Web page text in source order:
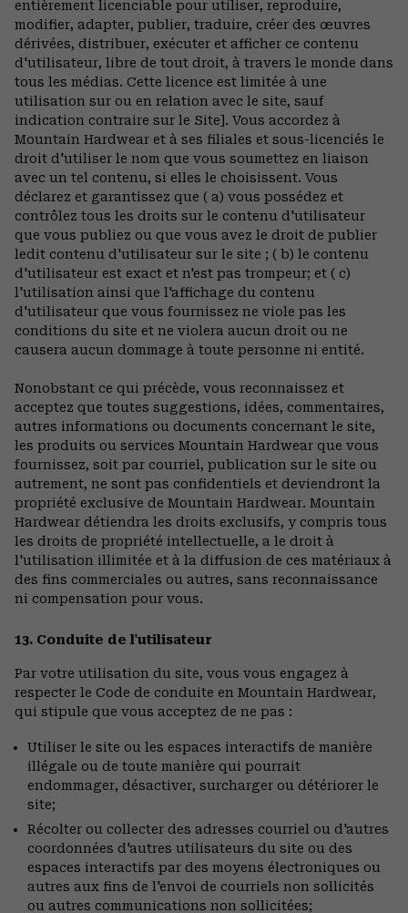
entièrement licenciable pour utiliser, reproduire,
modifier, adapter, publier, traduire, créer des œuvres
dérivées, distribuer, exécuter et afficher ce contenu
d'utilisateur, libre de tout droit, à travers le monde dans
tous les médias. Cette licence est limitée à une
utilisation sur ou en relation avec le site, sauf
indication contraire sur le Site]. Vous accordez à
Mountain Hardwear et à ses filiales et sous-licenciés le
droit d'utiliser le nom que vous soumettez en liaison
avec un tel contenu, si elles le choisissent. Vous
déclarez et garantissez que ( a) vous possédez et
contrôlez tous les droits sur le contenu d'utilisateur
que vous publiez ou que vous avez le droit de publier
ledit contenu d'utilisateur sur le site ; ( b) le contenu
d'utilisateur est exact et n'est pas trompeur; et ( c)
l'utilisation ainsi que l'affichage du contenu
d'utilisateur que vous fournissez ne viole pas les
conditions du site et ne violera aucun droit ou ne
causera aucun dommage à toute personne ni entité.
Nonobstant ce qui précède, vous reconnaissez et
acceptez que toutes suggestions, idées, commentaires,
autres informations ou documents concernant le site,
les produits ou services Mountain Hardwear que vous
fournissez, soit par courriel, publication sur le site ou
autrement, ne sont pas confidentiels et deviendront la
propriété exclusive de Mountain Hardwear. Mountain
Hardwear détiendra les droits exclusifs, y compris tous
les droits de propriété intellectuelle, a le droit à
l'utilisation illimitée et à la diffusion de ces matériaux à
des fins commerciales ou autres, sans reconnaissance
ni compensation pour vous.
13. Conduite de l'utilisateur
Par votre utilisation du site, vous vous engagez à
respecter le Code de conduite en Mountain Hardwear,
qui stipule que vous acceptez de ne pas :
Utiliser le site ou les espaces interactifs de manière
illégale ou de toute manière qui pourrait
endommager, désactiver, surcharger ou détériorer le
site;
Récolter ou collecter des adresses courriel ou d'autres
coordonnées d'autres utilisateurs du site ou des
espaces interactifs par des moyens électroniques ou
autres aux fins de l'envoi de courriels non sollicités
ou autres communications non sollicitées;